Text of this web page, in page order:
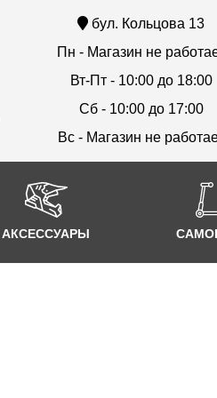
бул. Кольцова 13
Пн - Магазин не
Вт-Пт - 10:00 до 18:00
Сб - 10:00 до 17:00
Вс - Магазин не
АКСЕССУАРЫ